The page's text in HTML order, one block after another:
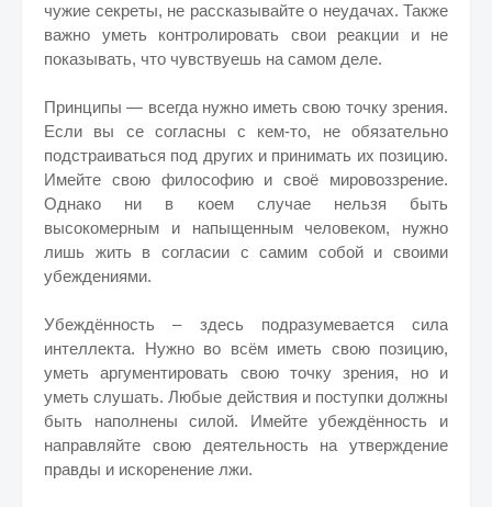
чужие секреты, не рассказывайте о неудачах. Также
важно уметь контролировать свои реакции и не
показывать, что чувствуешь на самом деле.
Принципы — всегда нужно иметь свою точку зрения.
Если вы се согласны с кем-то, не обязательно
подстраиваться под других и принимать их позицию.
Имейте свою философию и своё мировоззрение.
Однако ни в коем случае нельзя быть
высокомерным и напыщенным человеком, нужно
лишь жить в согласии с самим собой и своими
убеждениями.
Убеждённость – здесь подразумевается сила
интеллекта. Нужно во всём иметь свою позицию,
уметь аргументировать свою точку зрения, но и
уметь слушать. Любые действия и поступки должны
быть наполнены силой. Имейте убеждённость и
направляйте свою деятельность на утверждение
правды и искоренение лжи.